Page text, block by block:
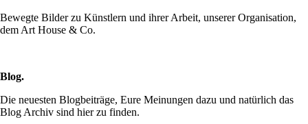
Bewegte Bilder zu Künstlern und ihrer Arbeit, unserer Organisation,
dem Art House & Co.
Blog.
Die neuesten Blogbeiträge, Eure Meinungen dazu und natürlich das
Blog Archiv sind hier zu finden.